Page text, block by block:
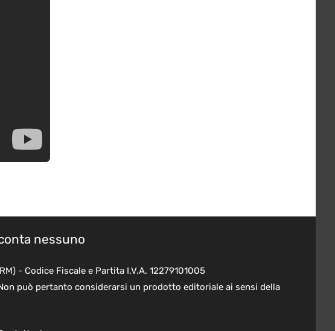
nessuno
- Codice Fiscale e Partita I.V.A. 12279101005
può pertanto considerarsi un prodotto editoriale ai sensi della